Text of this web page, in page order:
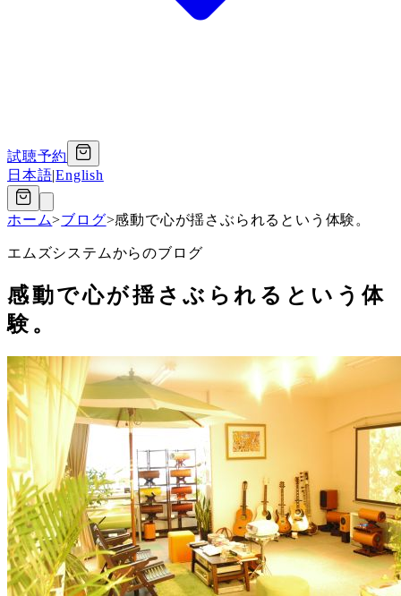
試聴予約
日本語|English
ホーム>ブログ>感動で心が揺さぶられるという体験。
エムズシステムからのブログ
感動で心が揺さぶられるという体
験。